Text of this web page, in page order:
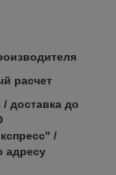
расчет
доставка до
/
адресу